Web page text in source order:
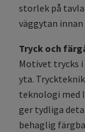
storlek på
väggytan
Tryck och
Motivet trycks
yta.
teknologi med
ger tydliga
behaglig